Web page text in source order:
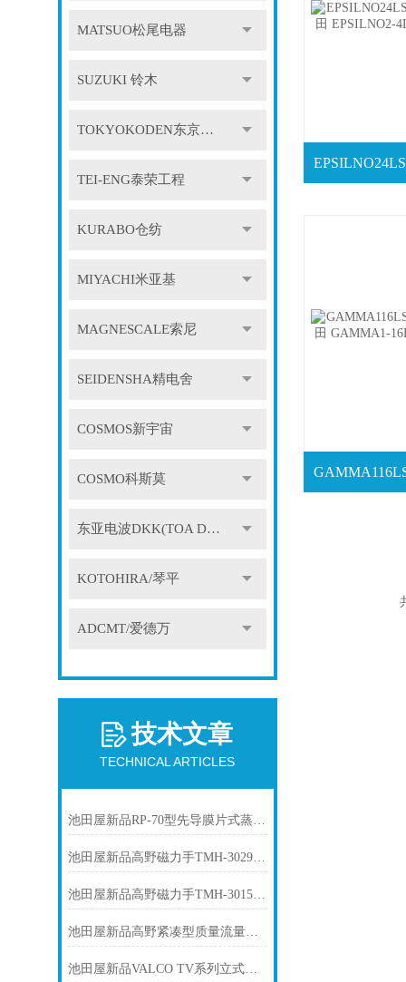
MATSUO松尾电器
SUZUKI 铃木
TOKYOKODEN东京光电
TEI-ENG泰荣工程
KURABO仓纺
MIYACHI米亚基
MAGNESCALE索尼
SEIDENSHA精电舍
COSMOS新宇宙
COSMO科斯莫
东亚电波DKK(TOA DKK)
KOTOHIRA/琴平
ADCMT/爱德万
技术文章
TECHNICAL ARTICLES
池田屋新品RP-70型先导膜片式蒸汽减压阀RP-70-L50正式发布
池田屋新品高野磁力手TMH-3029A正式发布
池田屋新品高野磁力手TMH-3015正式发布
池田屋新品高野紧凑型质量流量控制器SMFC-0005正式发布
池田屋新品VALCO TV系列立式三通球阀SPC-VATV25C正式发布